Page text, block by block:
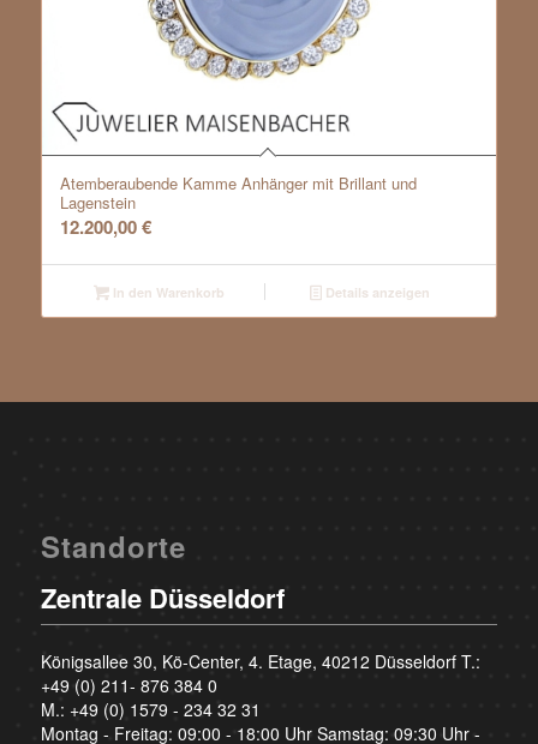
Atemberaubende Kamme Anhänger mit Brillant und
Lagenstein
12.200,00€
In den Warenkorb Details anzeigen
Standorte
Zentrale Düsseldorf
Königsallee 30, Kö-Center, 4. Etage, 40212 Düsseldorf T.:
+49 (0) 211- 876 384 0
M.: +49 (0) 1579 - 234 32 31
Montag - Freitag: 09:00 - 18:00 Uhr Samstag: 09:30 Uhr -